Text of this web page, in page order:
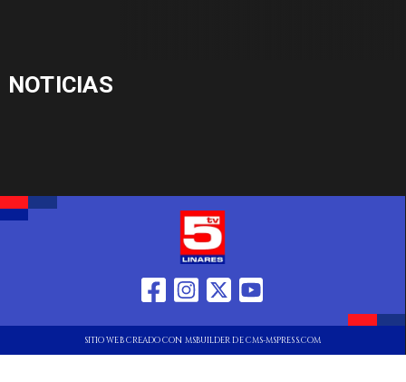
NOTICIAS
SITIO WEB CREADO CON MSBUILDER DE CMS-MSPRESS.COM